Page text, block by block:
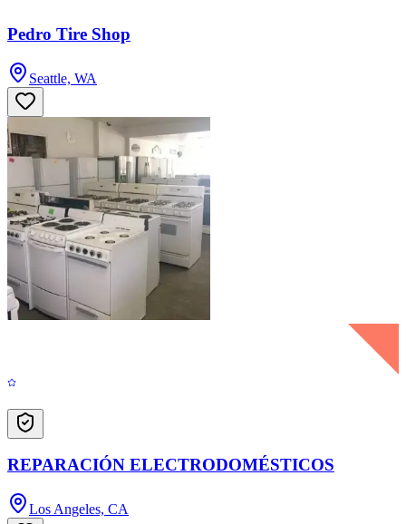
Pedro Tire Shop
Seattle, WA
REPARACIÓN ELECTRODOMÉSTICOS
Los Angeles, CA